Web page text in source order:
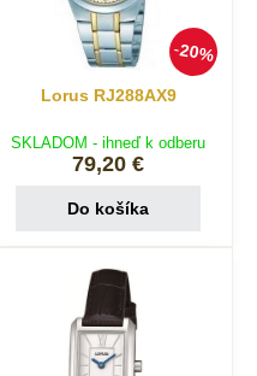
20%
Lorus RJ288AX9
SKLADOM - ihneď k odberu
79,20 €
Do košíka